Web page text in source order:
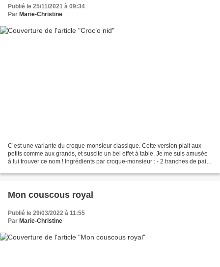
Publié le 25/11/2021 à 09:34
Par Marie-Christine
C’est une variante du croque-monsieur classique. Cette version plait aux
petits comme aux grands, et suscite un bel effet à table. Je me suis amusée
à lui trouver ce nom ! Ingrédients par croque-monsieur : - 2 tranches de pain
Mon couscous royal
Publié le 29/03/2022 à 11:55
Par Marie-Christine